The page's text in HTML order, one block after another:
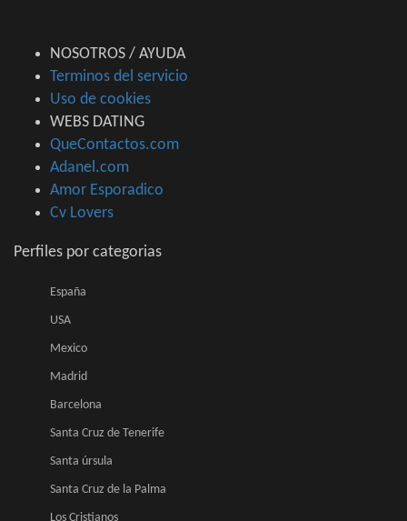
NOSOTROS / AYUDA
Terminos del servicio
Uso de cookies
WEBS DATING
QueContactos.com
Adanel.com
Amor Esporadico
Cv Lovers
Perfiles por categorias
España
USA
Mexico
Madrid
Barcelona
Santa Cruz de Tenerife
Santa úrsula
Santa Cruz de la Palma
Los Cristianos